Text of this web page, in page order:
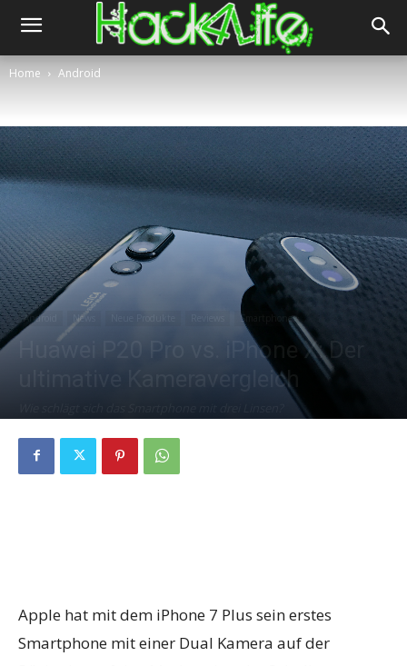
Home Android
Android News Smartphone
Huawei P20 Pro vs. iPhone X: Der
ultimative Kameravergleich
Apple hat mit dem iPhone 7 Plus sein erstes
Smartphone mit einer Dual Kamera auf der